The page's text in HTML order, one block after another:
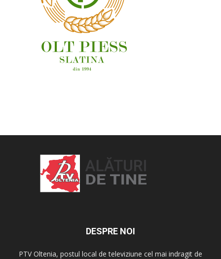
DESPRE NOI
PTV Oltenia, postul local de televiziune cel mai indragit de